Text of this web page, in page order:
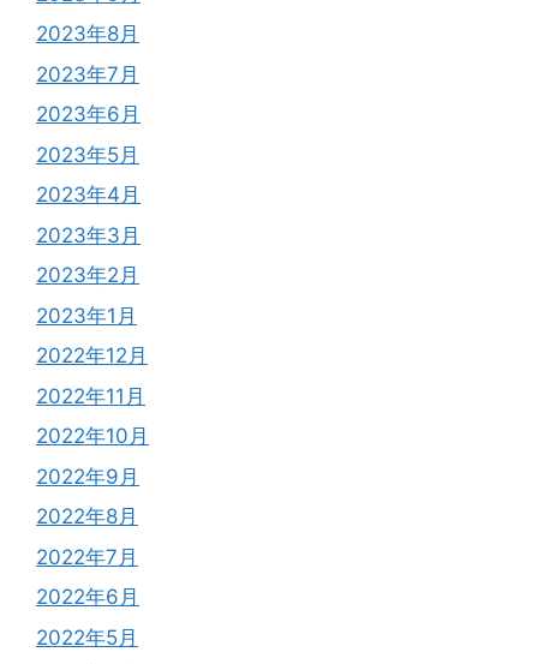
2023年8月
2023年7月
2023年6月
2023年5月
2023年4月
2023年3月
2023年2月
2023年1月
2022年12月
2022年11月
2022年10月
2022年9月
2022年8月
2022年7月
2022年6月
2022年5月